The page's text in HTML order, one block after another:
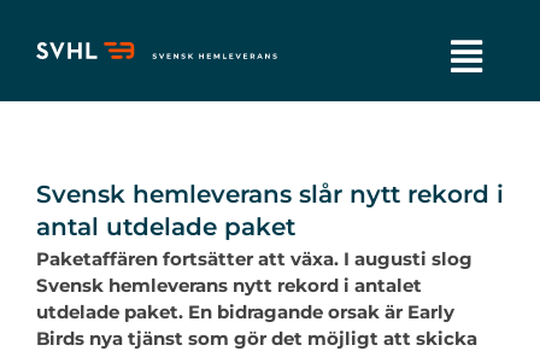
innehållet
Hållbarhet
Jobba hos oss
Svensk hemleverans slår nytt rekord i
antal utdelade paket
Paketaffären fortsätter att växa. I augusti slog
Svensk hemleverans nytt rekord i antalet
utdelade paket. En bidragande orsak är Early
Birds nya tjänst som gör det möjligt att skicka